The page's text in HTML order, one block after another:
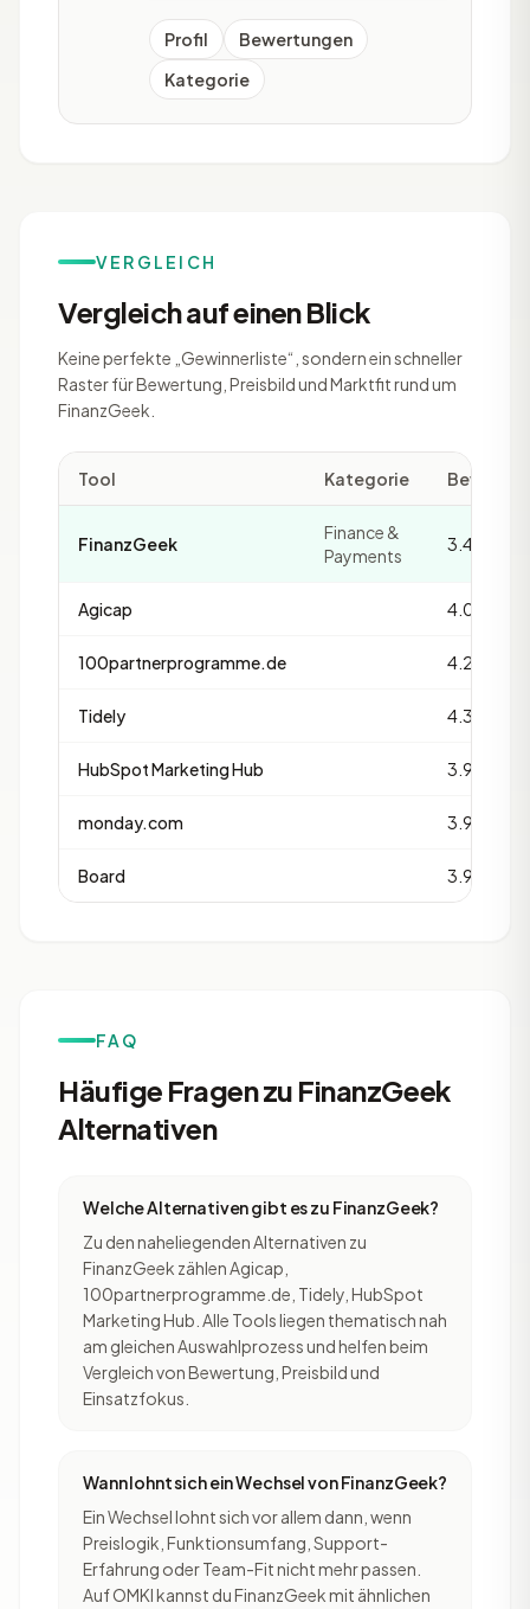
sind die Erstellung von Plän
Profil
Bewertungen
Kategorie
VERGLEICH
Vergleich auf einen Blick
Keine perfekte „Gewinnerliste“, sondern ein schneller
Raster für Bewertung, Preisbild und Marktfit rund um
FinanzGeek.
Tool Kategorie
FinanzGeek
Finance &
Payments
3.4
Agicap 4.0
100partnerprogramme.de 4.2
Tidely 4.3
HubSpot Marketing Hub 3.9
monday.com 3.9
Board 3.9
FAQ
Häufige Fragen zu FinanzGeek
Alternativen
Welche Alternativen gibt es zu FinanzGeek?
Zu den naheliegenden Alternativen zu
FinanzGeek zählen Agicap,
100partnerprogramme.de, Tidely, HubSpot
Marketing Hub. Alle Tools liegen thematisch nah
am gleichen Auswahlprozess und helfen beim
Vergleich von Bewertung, Preisbild und
Einsatzfokus.
Wann lohnt sich ein Wechsel von FinanzGeek?
Ein Wechsel lohnt sich vor allem dann, wenn
Preislogik, Funktionsumfang, Support-
Erfahrung oder Team-Fit nicht mehr passen.
Auf OMKI kannst du FinanzGeek mit ähnlichen